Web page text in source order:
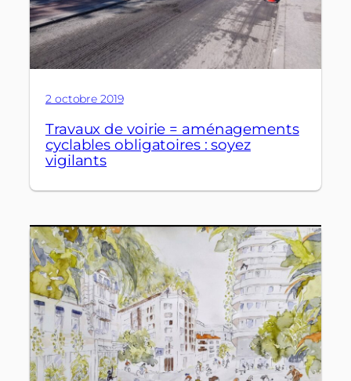
2 octobre 2019
Travaux de voirie = aménagements
cyclables obligatoires : soyez
vigilants